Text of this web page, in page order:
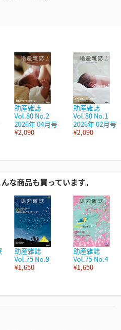
助産雑誌
Vol.80 No.2
2026年 04月号
¥2,090
助産雑誌
Vol.80 No.1
2026年 02月号
¥2,090
な商品も買っています。
助産雑誌
Vol.75 No.9
¥1,650
助産雑誌
Vol.75 No.4
¥1,650